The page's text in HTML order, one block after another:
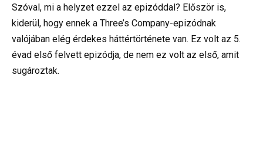
Szóval, mi a helyzet ezzel az epizóddal? Először is,
kiderül, hogy ennek a Three’s Company-epizódnak
valójában elég érdekes háttértörténete van. Ez volt az 5.
évad első felvett epizódja, de nem ez volt az első, amit
sugároztak.